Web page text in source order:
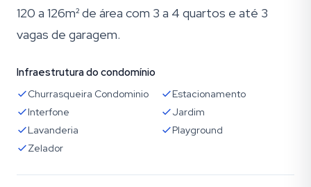
120 a 126m² de área com 3 a 4 quartos e até 3
vagas de garagem.
Infraestrutura do condomínio
Churrasqueira Condominio
Estacionamento
Interfone
Jardim
Lavanderia
Playground
Zelador